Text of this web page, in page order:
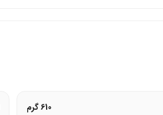
610 گرم